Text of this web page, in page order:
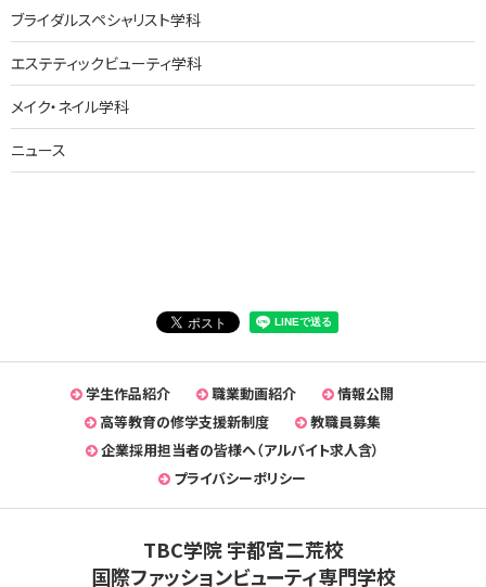
ブライダルスペシャリスト学科
エステティックビューティ学科
メイク・ネイル学科
ニュース
学生作品紹介 職業動画紹介
情報公開
高等教育の修学支援新制度
教職員募集
企業採用担当者の皆様へ（アルバイト求人含）
プライバシーポリシー
TBC学院 宇都宮二荒校
国際ファッションビューティ専門学校